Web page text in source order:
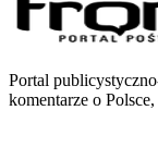
Portal
komentarze o